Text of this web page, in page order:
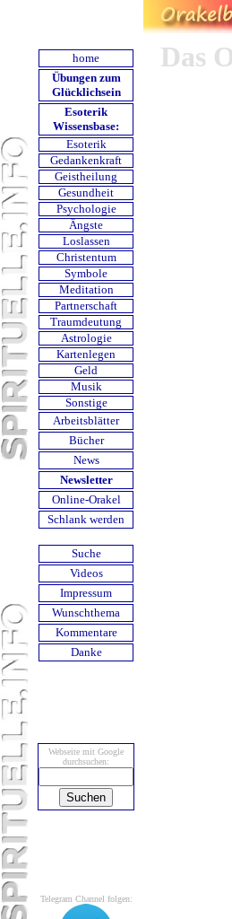
home
Übungen zum
Glücklichsein
Esoterik
Wissensbase:
Esoterik
Gedankenkraft
Geistheilung
Gesundheit
Psychologie
Ängste
Loslassen
Christentum
Symbole
Meditation
Partnerschaft
Traumdeutung
Astrologie
Kartenlegen
Geld
Musik
Sonstige
Arbeits­blätter
Bücher
News
Newsletter
Online-Orakel
Schlank werden
Suche
Videos
Impressum
Wunschthema
Kommentare
Danke
Webseite mit Google
durch­suchen:
Telegram Channel folgen:
Das